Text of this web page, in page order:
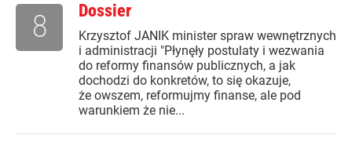
Dossier
Krzysztof JANIK minister spraw wewnętrznych
i administracji "Płynęły postulaty i wezwania
do reformy finansów publicznych, a jak
dochodzi do konkretów, to się okazuje,
że owszem, reformujmy finanse, ale pod
warunkiem że nie...
8